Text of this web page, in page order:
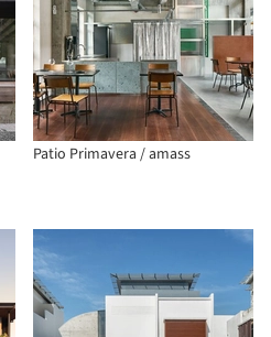
Patio Primavera / amass